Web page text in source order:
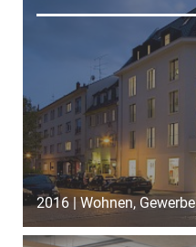
2016 | Wohnen, Gewerbe